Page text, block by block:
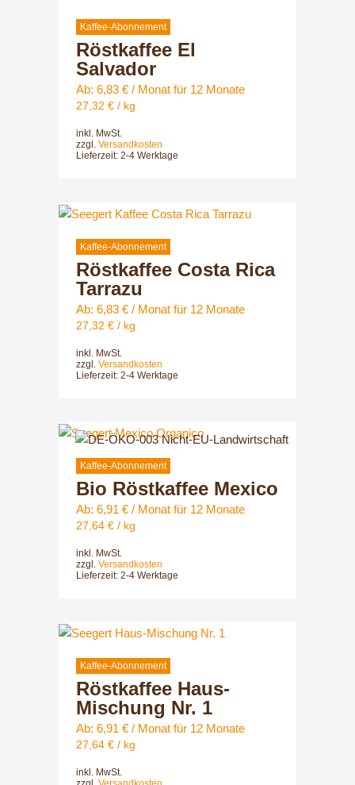
Kaffee-Abonnement
Röstkaffee El
Salvador
Ab: 6,83 € / Monat für 12 Monate
27,32 € / kg
inkl. MwSt.
zzgl. Versandkosten
Lieferzeit: 2-4 Werktage
Kaffee-Abonnement
Röstkaffee Costa Rica
Tarrazu
Ab: 6,83 € / Monat für 12 Monate
27,32 € / kg
inkl. MwSt.
zzgl. Versandkosten
Lieferzeit: 2-4 Werktage
Kaffee-Abonnement
Bio Röstkaffee Mexico
Ab: 6,91 € / Monat für 12 Monate
27,64 € / kg
inkl. MwSt.
zzgl. Versandkosten
Lieferzeit: 2-4 Werktage
Kaffee-Abonnement
Röstkaffee Haus-
Mischung Nr. 1
Ab: 6,91 € / Monat für 12 Monate
27,64 € / kg
inkl. MwSt.